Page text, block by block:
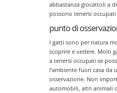
abbastanza giocattoli a
possono tenersi
punto di
I gatti sono per natura
scoprire e vedere. Molti
a tenersi occupati se
l’ambiente fuori casa da
osservazione. Non
automobili, altri animali